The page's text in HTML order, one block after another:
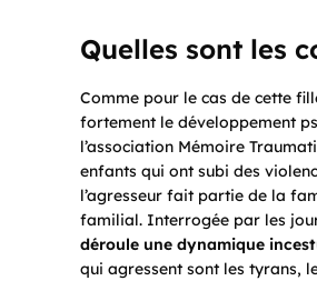
Quelles sont les
Comme pour le cas de cette
fortement le développement
l’association Mémoire
enfants qui ont subi des
l’agresseur fait partie de la
familial. Interrogée par les
déroule une dynamique
qui agressent sont les tyrans,